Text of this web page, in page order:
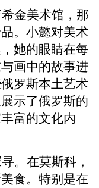
金美术馆，那
。小懿对美术
她的眼睛在每
画中的故事进
罗斯本土艺术
示了俄罗斯的
富的文化内
。在莫斯科，
食。特别是在